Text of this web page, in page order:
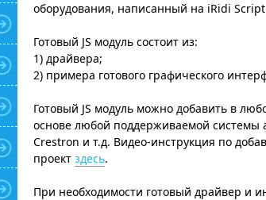
оборудования, написанный на iRidi
Готовый JS модуль состоит из:
1) драйвера;
2) примера готового графического
Готовый JS модуль можно добавить в
основе любой поддерживаемой системы
Crestron и т.д. Видео-инструкция по
проект здесь.
При необходимости готовый драйвер и